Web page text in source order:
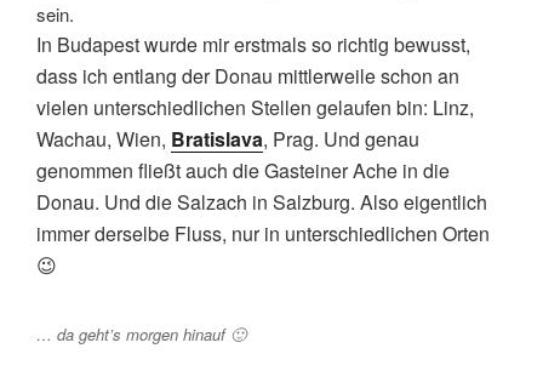
sein.
In Budapest wurde mir erstmals so richtig bewusst,
dass ich entlang der Donau mittlerweile schon an
vielen unterschiedlichen Stellen gelaufen bin: Linz,
Wachau, Wien, Bratislava, Prag. Und genau
genommen fließt auch die Gasteiner Ache in die
Donau. Und die Salzach in Salzburg. Also eigentlich
immer derselbe Fluss, nur in unterschiedlichen Orten
😉
… da geht’s morgen hinauf 🙂